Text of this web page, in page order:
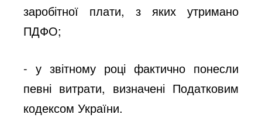
заробітної плати, з яких утримано
ПДФО;
- у звітному році фактично понесли
певні витрати, визначені Податковим
кодексом України.